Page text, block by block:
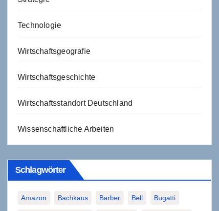
Technologie
Wirtschaftsgeografie
Wirtschaftsgeschichte
Wirtschaftsstandort Deutschland
Wissenschaftliche Arbeiten
Schlagwörter
Amazon Bachkaus Barber Bell Bugatti